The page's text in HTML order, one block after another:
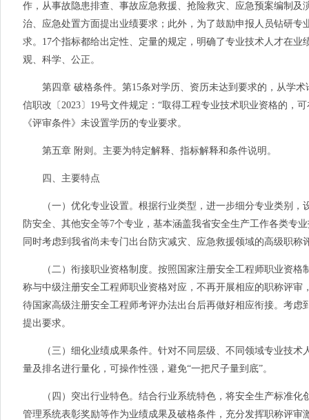
作，从事故隐患排查、事故应急救援、抢险救灾、应急预案编制
治、应急处置方面提出业绩要求；此外，为了鼓励申报人员钻研
求。 17个指标都给出定性、定量的规定，明确了专业技术人才在
观、科学、公正。
第四章 破格条件。第15条对学历、资历未达到要求的，从学
信职改〔 2023 〕19号文件规定：“取得工程专业技术职业资格的，
《评审条件》未设置学历的专业要求。
第五章 附则。主要为特定解释、指标解释和条件说明。
四、主要特点
（一）优化专业设置。根据行业类型，进一步细分专业类别，
防安全、其他安全等7个专业，基本涵盖我省安全生产工作各类专
同时考虑到我省尚未专门出台防灾减灾、应急救援领域的高级职
（二）衔接职业资格制度。按照国家注册安全工程师职业资格
称与中级注册安全工程师职业资格对应，不再开展相应的职称评
待国家高级注册安全工程师考评办法出台后再做好相应衔接。考
提出要求。
（三）细化业绩成果条件。针对不同层级、不同领域专业技术
量及排名进行量化，可操作性强，避免“一把尺子量到底”。
（四）突出行业特色。结合行业系统特色，将安全生产标准化
管理系统表彰奖励等作为业绩成果及破格条件，充分发挥职称评审